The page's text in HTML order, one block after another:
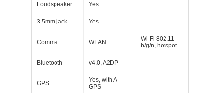
Loudspeaker Yes
3.5mm jack Yes
Comms WLAN
Wi-Fi 802.11
b/g/n, hotspot
Bluetooth v4.0, A2DP
GPS
Yes, with A-
GPS